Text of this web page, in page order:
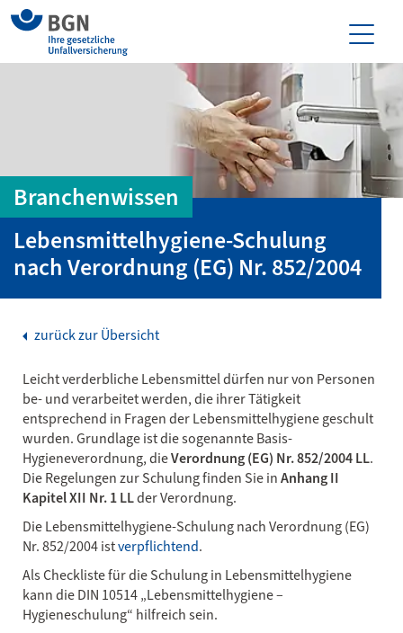
Branchenwissen
Lebensmittelhygiene-Schulung
nach Verordnung (EG) Nr. 852/2004
zurück zur Übersicht
Leicht verderbliche Lebensmittel dürfen nur von Personen
be- und verarbeitet werden, die ihrer Tätigkeit
entsprechend in Fragen der Lebensmittelhygiene geschult
wurden. Grundlage ist die sogenannte Basis-
Hygieneverordnung, dieVerordnung (EG) Nr. 852/2004 LL.
Die Regelungen zur Schulung finden Sie inAnhang II
Kapitel XII Nr. 1 LLder Verordnung.
Die Lebensmittelhygiene-Schulung nach Verordnung (EG)
Nr. 852/2004 istverpflichtend.
Als Checkliste für die Schulung in Lebensmittelhygiene
kann die DIN 10514 „Lebensmittelhygiene –
Hygieneschulung“ hilfreich sein.